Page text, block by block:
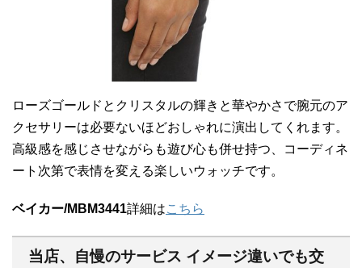
ローズゴールドとクリスタルの輝きと華やかさで腕元のア
クセサリーは必要ないほどおしゃれに演出してくれます。
高級感を感じさせながらも遊び心も併せ持つ、コーディネ
ート次第で表情を変える楽しいウォッチです。
ベイカー/MBM3441詳細はこちら
当店、自慢のサービス イメージ違いでも交